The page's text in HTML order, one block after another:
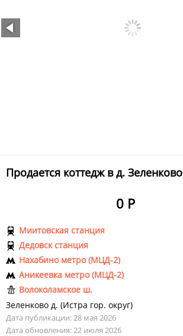
Продается коттедж в д. Зеленково
0 Р
Миитовская станция
Дедовск станция
Нахабино метро (МЦД-2)
Аникеевка метро (МЦД-2)
Волоколамское ш.
Зеленково д. (Истра гор. округ)
Дата публикации: 28 мая 2026
Дата обновления: 22 июля 2026